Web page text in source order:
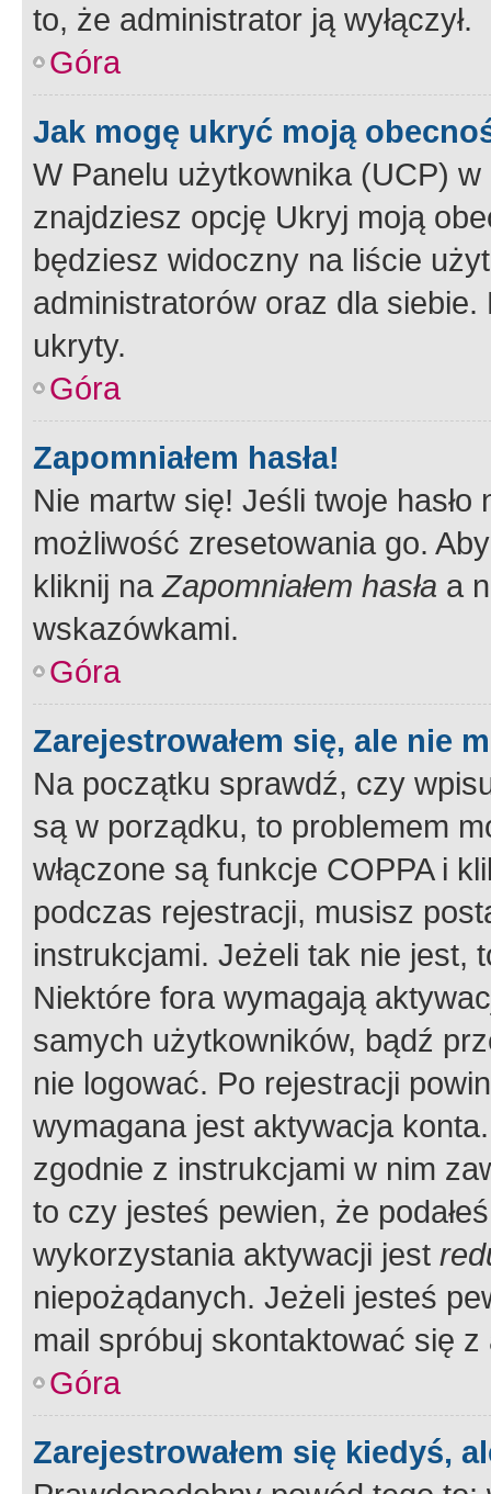
to, że administrator ją wyłączył.
Góra
Jak mogę ukryć moją
W Panelu użytkownika (UCP) w
znajdziesz opcję Ukryj moją
będziesz widoczny na liście
administratorów oraz dla
ukryty.
Góra
Zapomniałem hasła!
Nie martw się! Jeśli twoje
możliwość zresetowania go.
kliknij naZapomniałem hasła a
wskazówkami.
Góra
Zarejestrowałem się, ale nie
Na początku sprawdź, czy
są w porządku, to problemem
włączone są funkcje COPPA i
podczas rejestracji, musisz
instrukcjami. Jeżeli tak nie jest,
Niektóre fora wymagają
samych użytkowników, bądź
nie logować. Po rejestracji
wymagana jest aktywacja
zgodnie z instrukcjami w nim
to czy jesteś pewien, że
wykorzystania aktywacji jest
niepożądanych. Jeżeli jesteś
mail spróbuj skontaktować się
Góra
Zarejestrowałem się kiedyś,